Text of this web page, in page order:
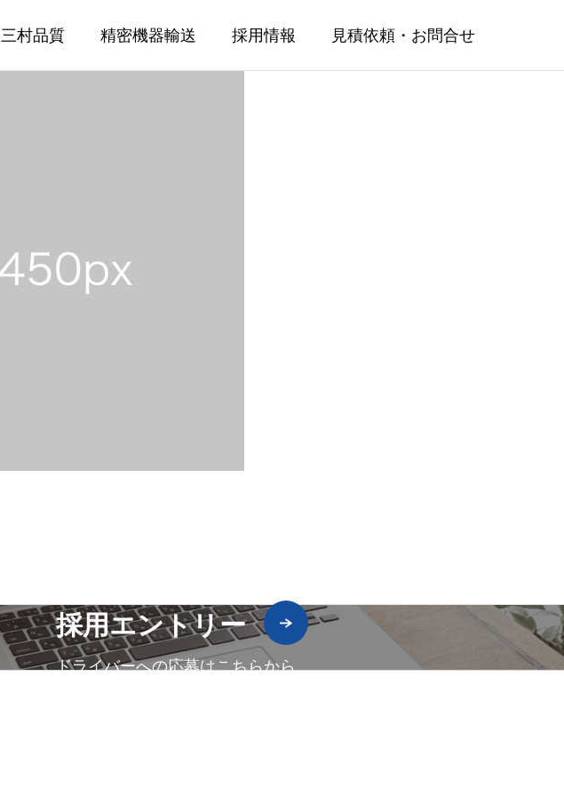
三村品質 精密機器輸送 採用情報 見積依頼・お問合せ
採用エントリー
ドライバーへの応募はこちらから